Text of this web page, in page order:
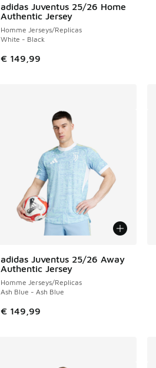
adidas Juventus 25/26 Home
Authentic Jersey
Homme Jerseys/Replicas
White - Black
€ 149,99
adidas Juventus 25/26 Away
Authentic Jersey
Homme Jerseys/Replicas
Ash Blue - Ash Blue
€ 149,99